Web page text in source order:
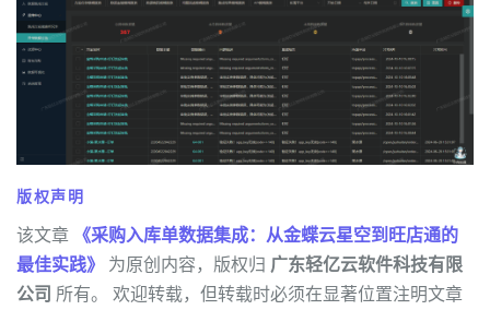
版权声明
该文章 《采购入库单数据集成：从金蝶云星空到旺店通的
最佳实践》 为原创内容，版权归 广东轻亿云软件科技有限
公司 所有。 欢迎转载，但转载时必须在显著位置注明文章